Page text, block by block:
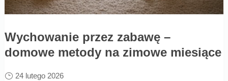
Wychowanie przez zabawę –
domowe metody na zimowe miesiące
24 lutego 2026